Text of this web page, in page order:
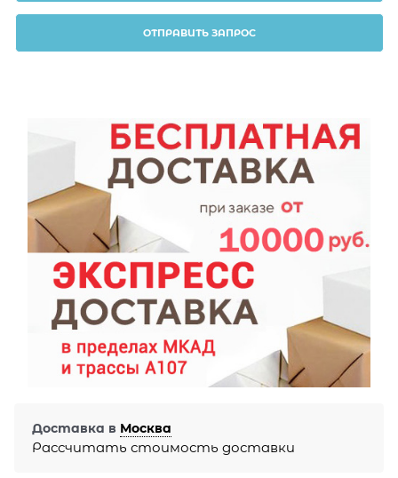
ОТПРАВИТЬ ЗАПРОС
Доставка в Москва
Рассчитать стоимость доставки